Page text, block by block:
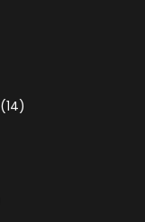
(14)